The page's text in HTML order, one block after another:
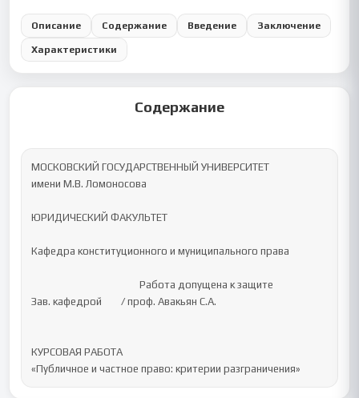
Описание Содержание Введение Заключение
Характеристики
Содержание
МОСКОВСКИЙ ГОСУДАРСТВЕННЫЙ УНИВЕРСИТЕТ
имени М.В. Ломоносова
ЮРИДИЧЕСКИЙ ФАКУЛЬТЕТ
Кафедра конституционного и муниципального права
                                             Работа допущена к защите
Зав. кафедрой        / проф. Авакьян С.А.
КУРСОВАЯ РАБОТА
«Публичное и частное право: критерии разграничения»